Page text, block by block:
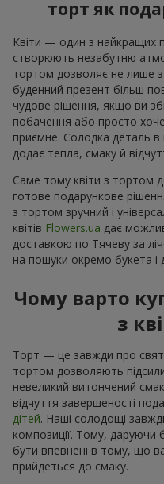
торт як
Квіти — один з найкращих
створюють незабутню
тортом дозволяє не лише
буденний презент більш
чудове рішення, якщо ви
побачення або просто
приємне. Солодка деталь в
додає тепла, смаку й
Саме тому квіти з тортом
готове подарункове
з тортом зручний і
квітів Flowers.ua дає
доставкою по Тячеву за
на пошуки окремо букета і
Чому варто
з
Торт — це завжди про
тортом дозволяють
невеликий витончений
відчуття завершеності
дітей. Наші солодощі завжди
композиції. Тому, даруючи
бути впевнені в тому, що
прийдеться до смаку.